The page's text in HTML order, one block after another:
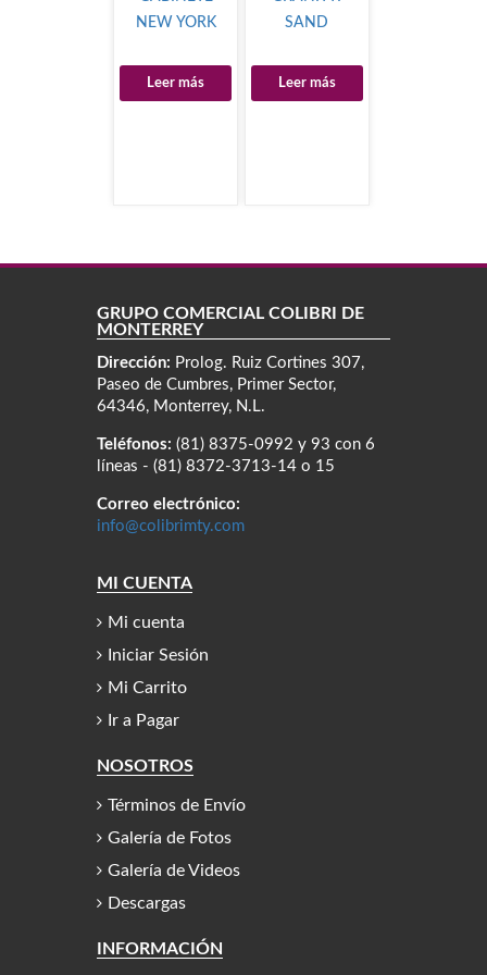
NEW YORK
Leer más
SAND
Leer más
GRUPO COMERCIAL COLIBRÍ DE
MONTERREY
Dirección: Prolog. Ruiz Cortines 307,
Paseo de Cumbres, Primer Sector,
64346, Monterrey, N.L.
Teléfonos: (81) 8375-0992 y 93 con 6
líneas - (81) 8372-3713-14 o 15
Correo electrónico:
info@colibrimty.com
MI CUENTA
Mi cuenta
Iniciar Sesión
Mi Carrito
Ir a Pagar
NOSOTROS
Términos de Envío
Galería de Fotos
Galería de Videos
Descargas
INFORMACIÓN